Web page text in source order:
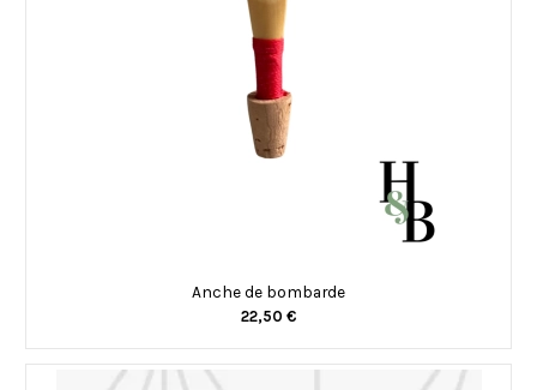
Anche de bombarde
22,50 €